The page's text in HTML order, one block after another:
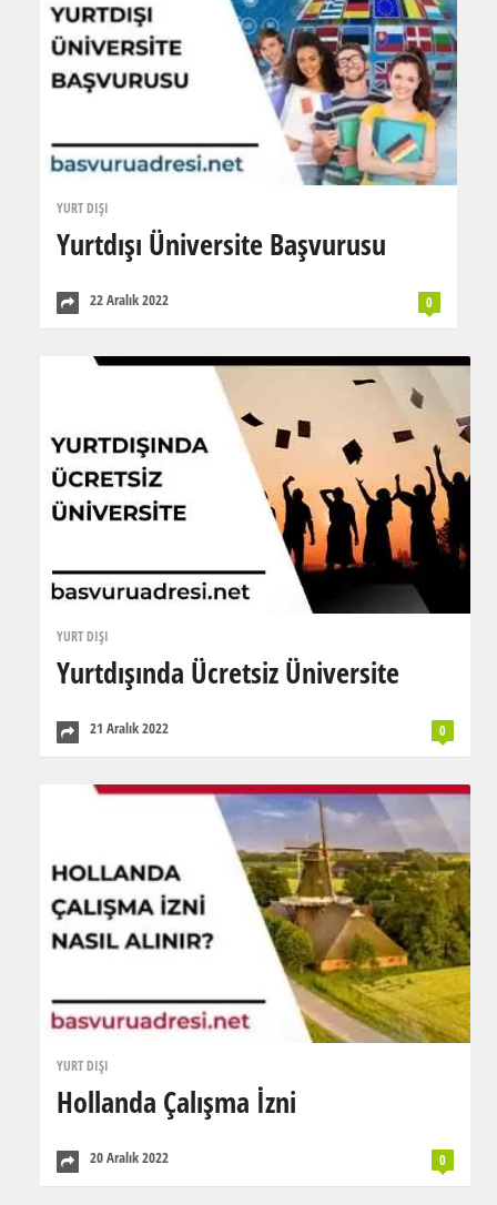
YURT DIŞI
Yurtdışı Üniversite Başvurusu
22 Aralık 2022 0
YURT DIŞI
Yurtdışında Ücretsiz Üniversite
21 Aralık 2022 0
YURT DIŞI
Hollanda Çalışma İzni
20 Aralık 2022 0